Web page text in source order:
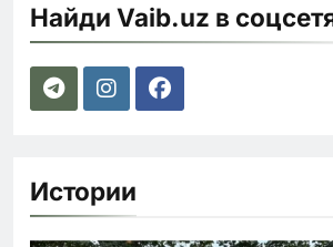
Найди Vaib.uz в
Истории